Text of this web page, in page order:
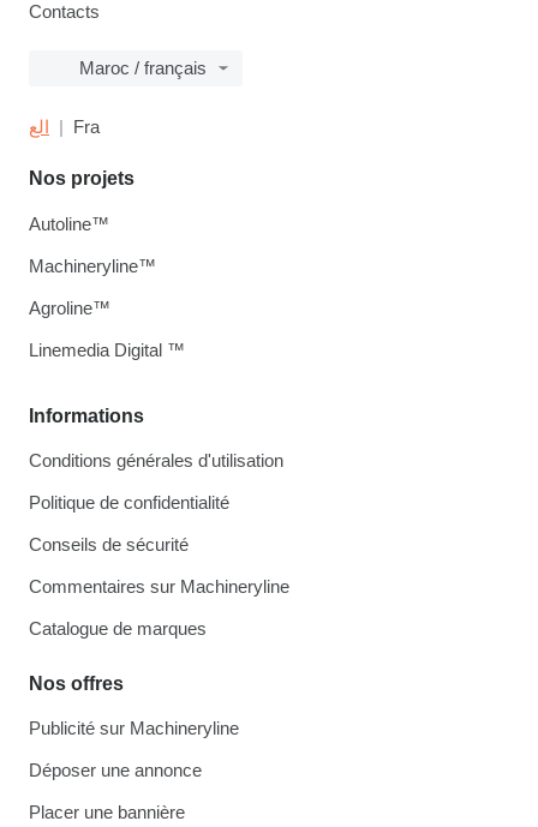
Contacts
Maroc / français
الع Fra
Informations
Conditions générales d'utilisation
Politique de confidentialité
Conseils de sécurité
Commentaires sur Machineryline
Catalogue de marques
Nos offres
Publicité sur Machineryline
Déposer une annonce
Placer une bannière
Nos projets
Autoline™
Machineryline™
Agroline™
Linemedia Digital ™